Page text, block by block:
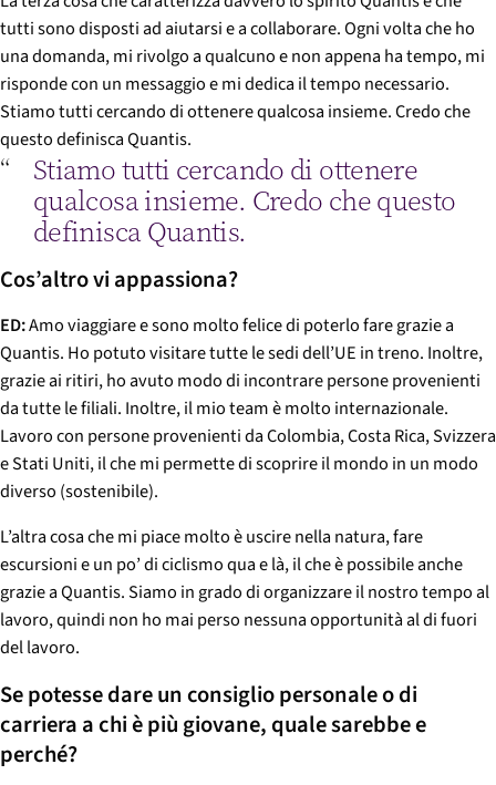
tutti sono disposti ad aiutarsi e a collaborare. Ogni volta che ho
una domanda, mi rivolgo a qualcuno e non appena ha tempo, mi
risponde con un messaggio e mi dedica il tempo necessario.
Stiamo tutti cercando di ottenere qualcosa insieme. Credo che
questo definisca Quantis.
Stiamo tutti cercando di ottenere
qualcosa insieme. Credo che questo
definisca Quantis.
Cos’altro vi appassiona?
ED:Amo viaggiare e sono molto felice di poterlo fare grazie a
Quantis. Ho potuto visitare tutte le sedi dell’UE in treno. Inoltre,
grazie ai ritiri, ho avuto modo di incontrare persone provenienti
da tutte le filiali. Inoltre, il mio team è molto internazionale.
Lavoro con persone provenienti da Colombia, Costa Rica, Svizzera
e Stati Uniti, il che mi permette di scoprire il mondo in un modo
diverso (sostenibile).
L’altra cosa che mi piace molto è uscire nella natura, fare
escursioni e un po’ di ciclismo qua e là, il che è possibile anche
grazie a Quantis. Siamo in grado di organizzare il nostro tempo al
lavoro, quindi non ho mai perso nessuna opportunità al di fuori
del lavoro.
Se potesse dare un consiglio personale o di
carriera a chi è più giovane, quale sarebbe e
perché?